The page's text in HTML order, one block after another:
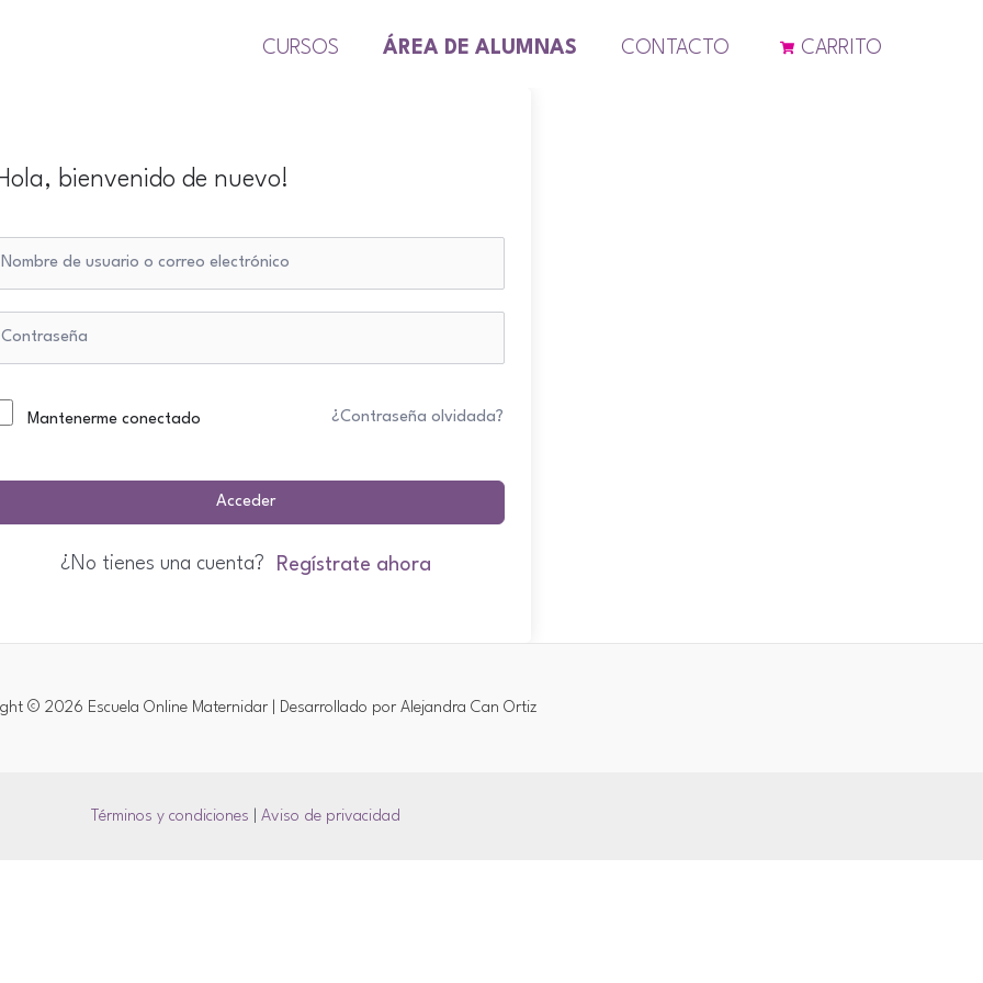
CURSOS ÁREA DE ALUMNAS CONTACTO CARRITO
bienvenido de nuevo!
Mantenerme conectado ¿Contraseña olvidada?
Acceder
¿No tienes una cuenta? Regístrate ahora
© 2026 Escuela Online Maternidar | Desarrollado por Alejandra Can Ortiz
Términos y condiciones Aviso de privacidad